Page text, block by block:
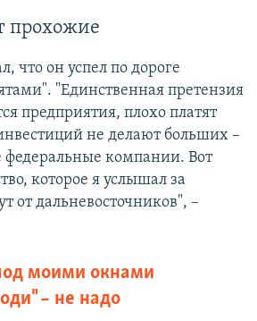
прохожие
что он успел по дороге
"Единственная претензия
предприятия, плохо платят
не делают больших –
федеральные компании. Вот
которое я услышал за
от дальневосточников", –
моими окнами
– не надо